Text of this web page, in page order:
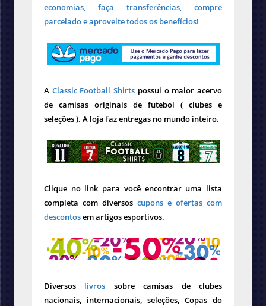
economias, faça transferências, compre
parcelado e aproveite todos os benefícios!
A Classic Football Shirts possui o maior acervo
de camisas originais de futebol ( clubes e
seleções ). A loja faz entregas no mundo inteiro.
Clique no link para você encontrar uma lista
completa com diversos cupons e ofertas com
descontosem artigos esportivos.
Diversos livros sobre camisas de clubes
nacionais, internacionais, seleções, Copas do